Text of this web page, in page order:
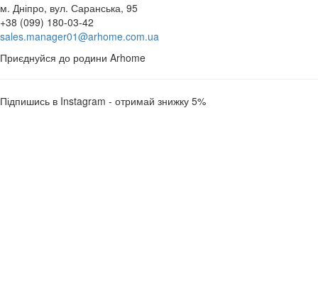
м. Дніпро, вул. Саранська, 95
+38 (099) 180-03-42
sales.manager01@arhome.com.ua
Приєднуйся до родини Arhome
Підпишись в Instagram - отримай знижку 5%